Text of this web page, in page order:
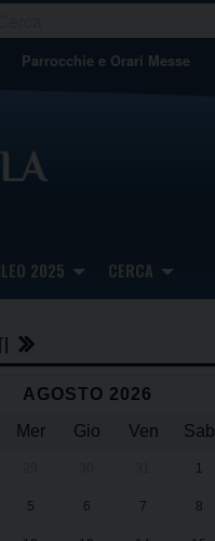
Parrocchie e Orari Messe
2025 CERCA
AGOSTO 2026
Mer Gio Ven Sab
1
5 6 7 8